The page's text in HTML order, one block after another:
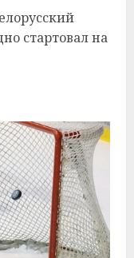
стартовал на